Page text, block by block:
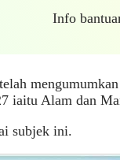
Info
iaitu Alam dan
subjek ini.